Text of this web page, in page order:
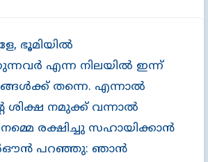
ഭൂമിയില്‍
എന്ന നിലയില്‍ ഇന്ന്‌
തന്നെ. എന്നാല്‍
ശിക്ഷ നമുക്ക്‌ വന്നാല്‍
രക്ഷിച്ചു സഹായിക്കാന്‍
പറഞ്ഞു: ഞാന്‍